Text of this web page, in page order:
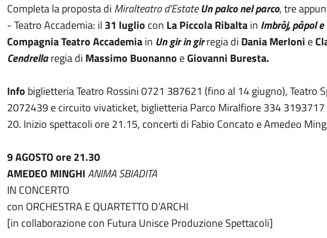
Completa la proposta di Miralteatro d’Estate Un palco nel parco, tre
- Teatro Accademia: il 31 luglio con La Piccola Ribaltain Imbròj, pàpol
Compagnia Teatro Accademiain Un gir in girregia di Dania Merloni e
Cendrellaregia di Massimo Buonanno eGiovanni Buresta.
Info biglietteria Teatro Rossini 0721 387621 (fino al 14 giugno), Teatro
2072439 e circuito vivaticket, biglietteria Parco Miralfiore 334
20. Inizio spettacoli ore 21.15, concerti di Fabio Concato e Amedeo
9 AGOSTO ore 21.30
AMEDEO MINGHIANIMA SBIADITA
IN CONCERTO
con ORCHESTRA E QUARTETTO D’ARCHI
[in collaborazione con Futura Unisce Produzione Spettacoli]